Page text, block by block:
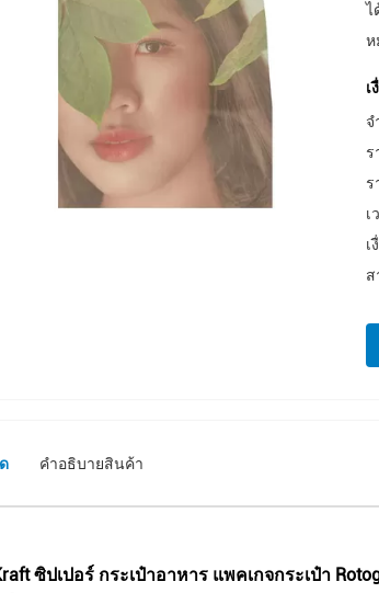
ไ
ห
เ
ร
ร
เ
เ
ส
คําอธิบายสินค้า
ซิปเปอร์ กระเป๋าอาหาร แพคเกจกระเป๋า